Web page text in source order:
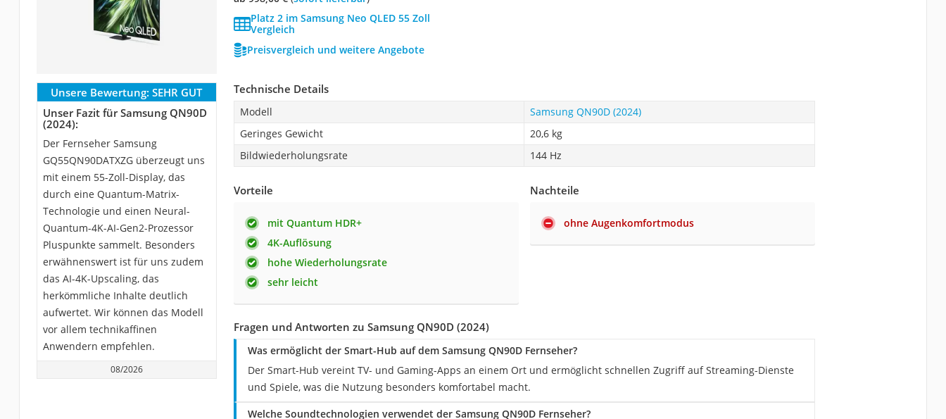
Platz 2 im Samsung Neo QLED 55 Zoll
Vergleich
Preisvergleich und weitere Angebote
Unsere Bewertung: SEHR GUT
Unser Fazit für Samsung QN90D
(2024):
Der Fernseher Samsung
GQ55QN90DATXZG überzeugt uns
mit einem 55-Zoll-Display, das
durch eine Quantum-Matrix-
Technologie und einen Neural-
Quantum-4K-AI-Gen2-Prozessor
Pluspunkte sammelt. Besonders
erwähnenswert ist für uns zudem
das AI-4K-Upscaling, das
herkömmliche Inhalte deutlich
aufwertet. Wir können das Modell
vor allem technikaffinen
Anwendern empfehlen.
08/2026
Technische Details
Modell
Samsung QN90D (2024)
Geringes Gewicht
20,6 kg
Bildwiederholungsrate
144 Hz
Vorteile
mit Quantum HDR+
4K-Auflösung
hohe Wiederholungsrate
sehr leicht
Nachteile
ohne Augenkomfortmodus
Fragen und Antworten zu Samsung QN90D (2024)
Was ermöglicht der Smart-Hub auf dem Samsung QN90D Fernseher?
Der Smart-Hub vereint TV- und Gaming-Apps an einem Ort und ermöglicht schnellen Zugriff auf Streaming-Dienste
und Spiele, was die Nutzung besonders komfortabel macht.
Welche Soundtechnologien verwendet der Samsung QN90D Fernseher?